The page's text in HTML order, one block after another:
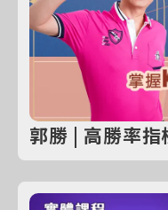
郭勝 | 高勝率